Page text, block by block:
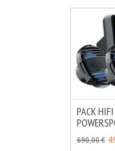
AÑADIR
PACK
690,00 €